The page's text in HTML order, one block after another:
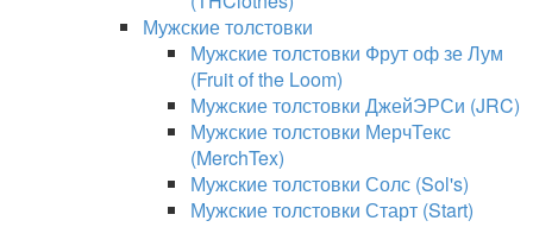
Мужские толстовки
Мужские толстовки Фрут оф зе Лум
(Fruit of the Loom)
Мужские толстовки ДжейЭРСи (JRC)
Мужские толстовки МерчТекс
(MerchTex)
Мужские толстовки Солс (Sol's)
Мужские толстовки Старт (Start)